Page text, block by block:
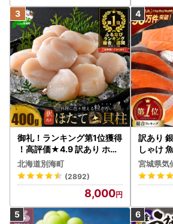
御礼！ランキング第1位獲得
！高評価★4.9 訳あり ホタ
テ 400g（ほたて 帆立 貝柱
冷凍 ）
北海道別海町
(2892)
8,000
訳あり 銀
しゃけ
宮城県気